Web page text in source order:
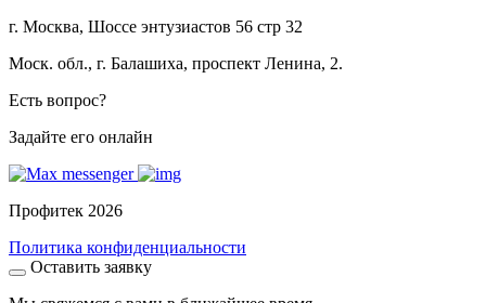
г. Москва, Шоссе энтузиастов 56 стр 32
Моск. обл., г. Балашиха, проспект Ленина, 2.
Есть вопрос?
Задайте его онлайн
Профитек 2026
Политика конфиденциальности
Оставить заявку